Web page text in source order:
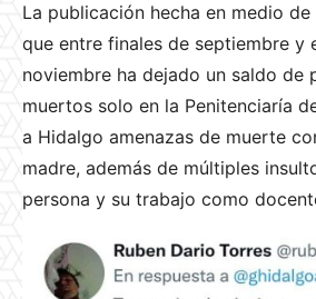
La publicación hecha en medio
que entre finales de septiembre y
noviembre ha dejado un saldo de
muertos solo en la Penitenciaría
a Hidalgo amenazas de muerte
madre, además de múltiples
persona y su trabajo como